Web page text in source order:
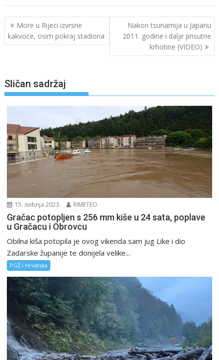
Navigacija
objava
More u Rijeci izvrsne
kakvoće, osim pokraj stadiona
Nakon tsunamija u Japanu
2011. godine i dalje prisutne
krhotine (VIDEO)
Sličan sadržaj
15. svibnja 2023. RIMETEO
Gračac potopljen s 256 mm kiše u 24 sata, poplave
u Gračacu i Obrovcu
Obilna kiša potopila je ovog vikenda sam jug Like i dio
Zadarske županije te donijela velike...
PGŽ i Hrvatska